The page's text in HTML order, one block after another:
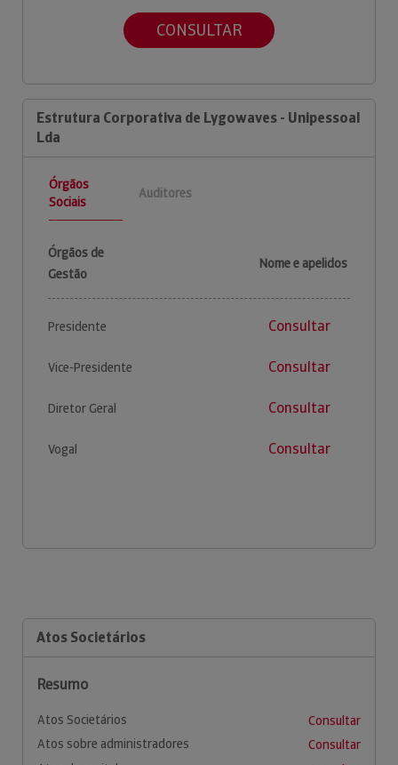
CONSULTAR
Estrutura Corporativa de Lygowaves - Unipessoal
Lda
Órgãos
Sociais
Auditores
Órgãos de
Gestão
Nome e apelidos
Presidente Consultar
Vice-Presidente Consultar
Diretor Geral Consultar
Vogal Consultar
Atos Societários
Resumo
Atos Societários
Consultar
Atos sobre administradores
Consultar